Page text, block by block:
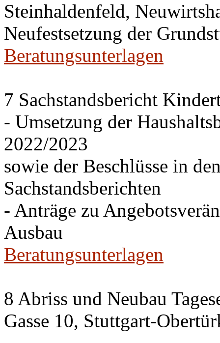
Steinhaldenfeld,
Neufestsetzung der
Beratungsunterlagen
7 Sachstandsbericht
- Umsetzung der
2022/2023
sowie der Beschlüsse in
Sachstandsberichten
- Anträge zu
Ausbau
Beratungsunterlagen
8 Abriss und Neubau
Gasse 10, Stuttgart-